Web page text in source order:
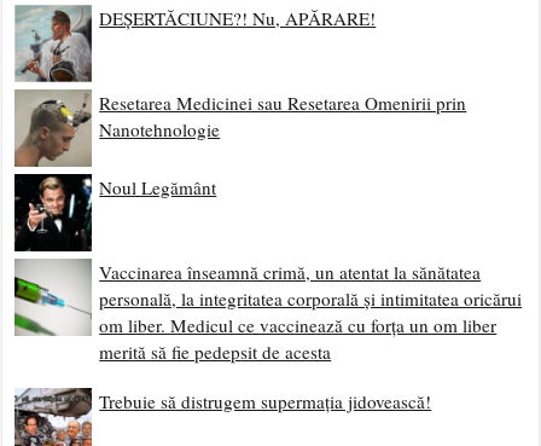
DEȘERTĂCIUNE?! Nu, APĂRARE!
Resetarea Medicinei sau Resetarea Omenirii prin
Nanotehnologie
Noul Legământ
Vaccinarea înseamnă crimă, un atentat la sănătatea
personală, la integritatea corporală și intimitatea oricărui
om liber. Medicul ce vaccinează cu forța un om liber
merită să fie pedepsit de acesta
Trebuie să distrugem supermația jidovească!